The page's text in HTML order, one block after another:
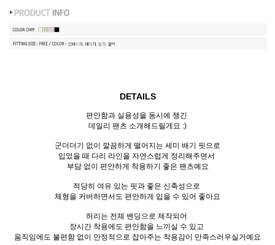
DETAILS
편안함과 실용성을 동시에 챙긴
데일리 팬츠 소개해드릴게요 :)
군더더기 없이 깔끔하게 떨어지는 세미 배기 핏으로
입었을 때 다리 라인을 자연스럽게 정리해주면서
부담 없이 편안하게 착용하기 좋은 팬츠예요
적당히 여유 있는 핏과 좋은 신축성으로
체형을 커버하면서도 편안하게 입을 수 있어 좋아요
허리는 전체 밴딩으로 제작되어
장시간 착용에도 편안함을 느끼실 수 있고
움직임에도 불편함 없이 안정적으로 잡아주는 착용감이 만족스러우실거예요